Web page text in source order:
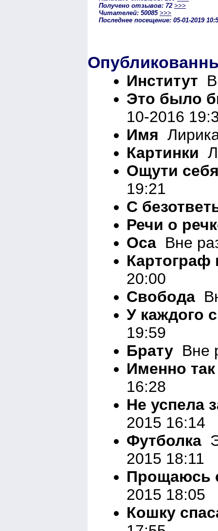
Получено отзывов: 72 >>>
Читателей: 50085 >>>
Последнее посещение: 05-01-2019
Институт
Это было
10-2016
Имя
Картинки
Ощути
19:21
С
Речи о
Оса Вне
Картограф
20:00
Свобода
У каждого
19:59
Брату Вне
Именно так
16:28
Не успела
2015 16:14
Футболка
2015 18:11
Прощаюсь
2015 18:05
Кошку